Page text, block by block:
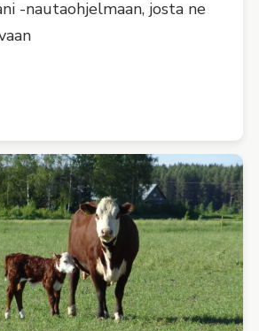
-nautaohjelmaan, josta ne